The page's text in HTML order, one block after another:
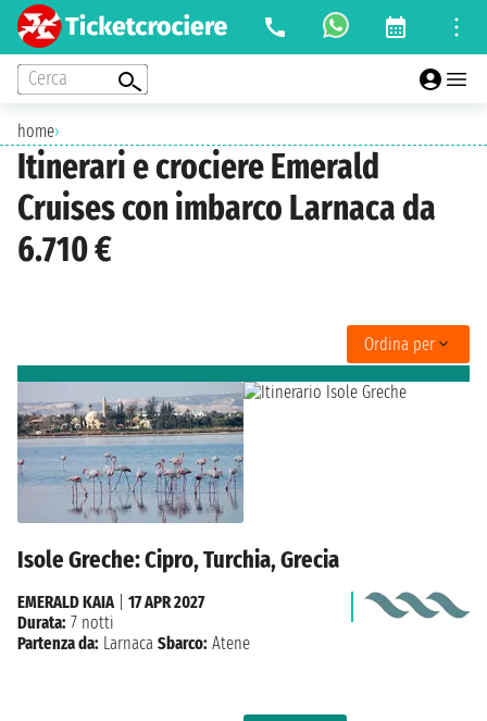
Cerca
home›
Itinerari e crociere Emerald
Cruises con imbarco Larnaca da
6.710 €
Ordina per
Isole Greche: Cipro, Turchia, Grecia
EMERALD KAIA
17 APR 2027
Durata: 7 notti
Partenza da: Larnaca Sbarco: Atene